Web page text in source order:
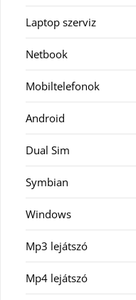
Laptop szerviz
Netbook
Mobiltelefonok
Android
Dual Sim
Symbian
Windows
Mp3 lejátszó
Mp4 lejátszó